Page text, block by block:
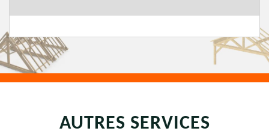
AUTRES SERVICES